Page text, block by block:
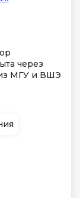
через
МГУ и ВШЭ